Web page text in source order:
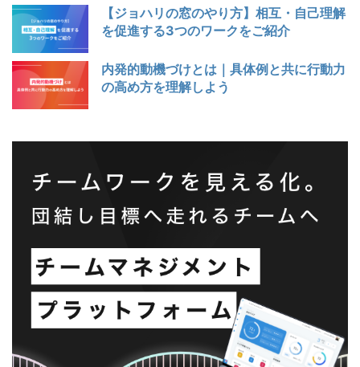
【ジョハリの窓のやり方】相互・自己理解
を促進する3つのワークをご紹介
内発的動機づけとは｜具体例と共に行動力
の高め方を理解しよう